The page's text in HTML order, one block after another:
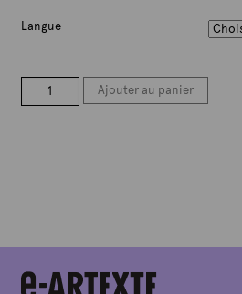
Langue
quantité
Réfractions
Ajouter au panier